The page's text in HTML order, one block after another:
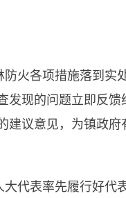
火各项措施落到实
发现的问题立即反
议意见，为镇政府
代表率先履行好代